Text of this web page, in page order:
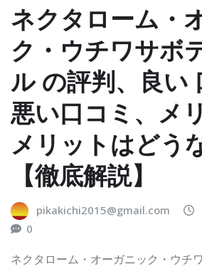
ネクタローム・
ク・ウチワサボ
ル の評判、良い
悪い口コミ、メ
メリットはどう
【徹底解説】
pikakichi2015@gmail.com
0
ネクタローム・オーガニック・ウチ